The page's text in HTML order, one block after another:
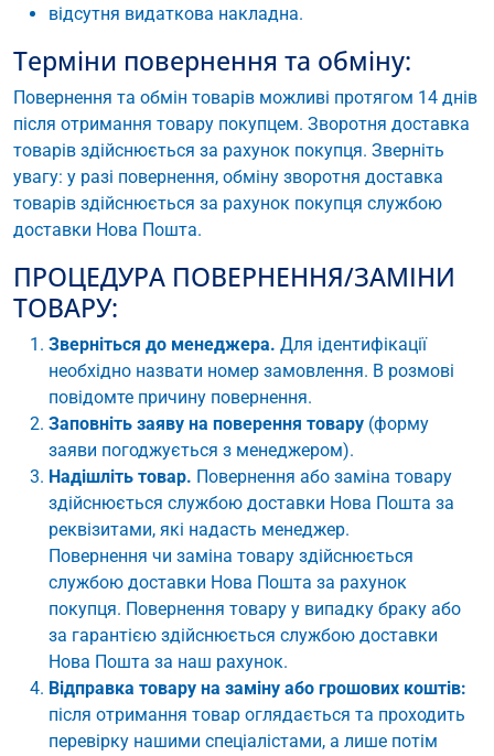
відсутня видаткова накладна.
Терміни повернення та обміну:
Повернення та обмін товарів можливі протягом 14 днів
після отримання товару покупцем. Зворотня доставка
товарів здійснюється за рахунок покупця. Зверніть
увагу: у разі повернення, обміну зворотня доставка
товарів здійснюється за рахунок покупця службою
доставки Нова Пошта.
ПРОЦЕДУРА ПОВЕРНЕННЯ/ЗАМІНИ
ТОВАРУ:
Зверніться до менеджера. Для ідентифікації
необхідно назвати номер замовлення. В розмові
повідомте причину повернення.
Заповніть заяву на поверення товару (форму
заяви погоджується з менеджером).
Надішліть товар. Повернення або заміна товару
здійснюється службою доставки Нова Пошта за
реквізитами, які надасть менеджер.
Повернення чи заміна товару здійснюється
службою доставки Нова Пошта за рахунок
покупця. Повернення товару у випадку браку або
за гарантією здійснюється службою доставки
Нова Пошта за наш рахунок.
Відправка товару на заміну або грошових коштів:
після отримання товар оглядається та проходить
перевірку нашими спеціалістами, а лише потім